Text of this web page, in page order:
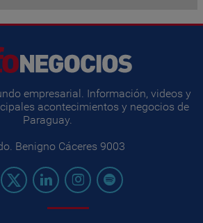
empresarial. Información, videos y
acontecimientos y negocios de
Paraguay.
Benigno Cáceres 9003